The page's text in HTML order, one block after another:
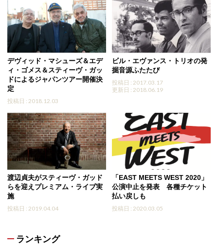
デヴィッド・マシューズ＆エデ
ィ・ゴメス＆スティーヴ・ガッ
ドによるジャパンツアー開催決
定
投稿日 : 2018.12.03
ビル・エヴァンス・トリオの発
掘音源ふたたび
投稿日 : 2017.03.17
更新日 : 2018.06.19
渡辺貞夫がスティーヴ・ガッド
らを迎えプレミアム・ライブ実
施
投稿日 : 2019.04.04
「EAST MEETS WEST 2020」
公演中止を発表 各種チケット
払い戻しも
投稿日 : 2020.03.05
ランキング